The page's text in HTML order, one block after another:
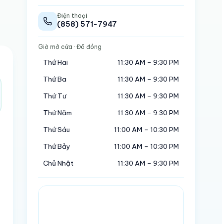
Điện thoại
(858) 571-7947
Giờ mở cửa · Đã đóng
Thứ Hai
11:30 AM – 9:30 PM
Thứ Ba
11:30 AM – 9:30 PM
Thứ Tư
11:30 AM – 9:30 PM
Thứ Năm
11:30 AM – 9:30 PM
Thứ Sáu
11:00 AM – 10:30 PM
Thứ Bảy
11:00 AM – 10:30 PM
Chủ Nhật
11:30 AM – 9:30 PM